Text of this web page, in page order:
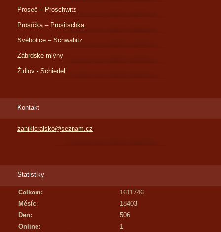
Proseč – Proschwitz
Prosíčka – Prositschka
Svébořice – Schwabitz
Zábrdské mlýny
Židlov - Schiedel
Kontakt
zanikleralsko@seznam.cz
Statistiky
Online: 1
Celkem:
1611746
Měsíc:
18403
Den:
506